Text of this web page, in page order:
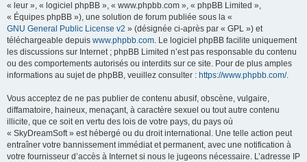
« leur », « logiciel phpBB », « www.phpbb.com », « phpBB Limited »,
« Équipes phpBB »), une solution de forum publiée sous la «
GNU General Public License v2 » (désignée ci-après par « GPL ») et
téléchargeable depuis www.phpbb.com. Le logiciel phpBB facilite uniquement
les discussions sur Internet ; phpBB Limited n’est pas responsable du contenu
ou des comportements autorisés ou interdits sur ce site. Pour de plus amples
informations au sujet de phpBB, veuillez consulter : https://www.phpbb.com/.
Vous acceptez de ne pas publier de contenu abusif, obscène, vulgaire,
diffamatoire, haineux, menaçant, à caractère sexuel ou tout autre contenu
illicite, que ce soit en vertu des lois de votre pays, du pays où
« SkyDreamSoft » est hébergé ou du droit international. Une telle action peut
entraîner votre bannissement immédiat et permanent, avec une notification à
votre fournisseur d’accès à Internet si nous le jugeons nécessaire. L’adresse IP